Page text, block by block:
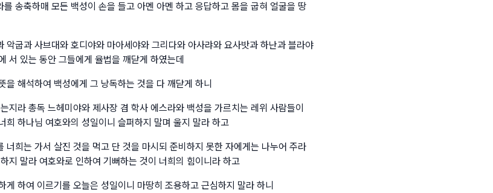
송축하매 모든 백성이 손을 들고 아멘 아멘 하고 응답하고 몸을 굽혀 얼굴을 땅
악굽과 사브대와 호디야와 마아세야와 그리다와 아사랴와 요사밧과 하난과 블라야
서 있는 동안 그들에게 율법을 깨닫게 하였는데
을 해석하여 백성에게 그 낭독하는 것을 다 깨닫게 하니
지라 총독 느헤미야와 제사장 겸 학사 에스라와 백성을 가르치는 레위 사람들이
희 하나님 여호와의 성일이니 슬퍼하지 말며 울지 말라 하고
너희는 가서 살진 것을 먹고 단 것을 마시되 준비하지 못한 자에게는 나누어 주라
지 말라 여호와로 인하여 기뻐하는 것이 너희의 힘이니라 하고
게 하여 이르기를 오늘은 성일이니 마땅히 조용하고 근심하지 말라 하니